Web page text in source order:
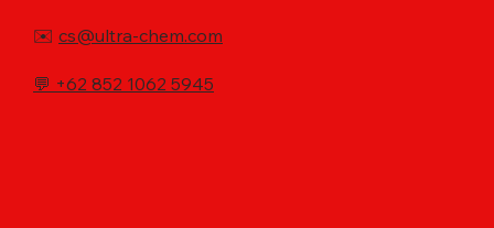
✉️ cs@ultra-chem.com
💬 +62 852 1062 5945